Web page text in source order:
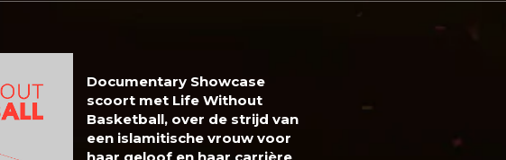
Documentary Showcase
scoort met Life Without
Basketball, over de strijd van
een islamitische vrouw voor